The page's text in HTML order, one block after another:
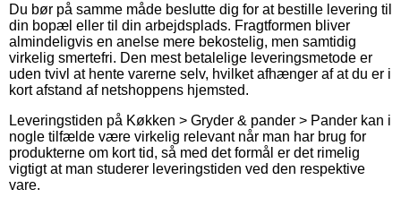
Du bør på samme måde beslutte dig for at bestille levering til
din bopæl eller til din arbejdsplads. Fragtformen bliver
almindeligvis en anelse mere bekostelig, men samtidig
virkelig smertefri. Den mest betalelige leveringsmetode er
uden tvivl at hente varerne selv, hvilket afhænger af at du er i
kort afstand af netshoppens hjemsted.
Leveringstiden på Køkken > Gryder & pander > Pander kan i
nogle tilfælde være virkelig relevant når man har brug for
produkterne om kort tid, så med det formål er det rimelig
vigtigt at man studerer leveringstiden ved den respektive
vare.